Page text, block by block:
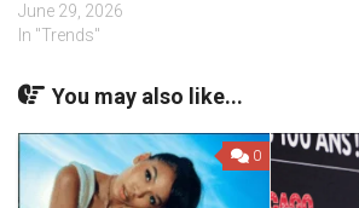
June 29, 2026
In "Trends"
You may also like...
0